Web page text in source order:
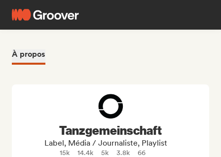
À propos
Tanzgemeinschaft
Label, Média / Journaliste, Playlist
15k 14.4k 5k 3.8k
66